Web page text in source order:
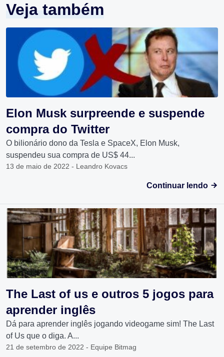
Veja também
Elon Musk surpreende e suspende
compra do Twitter
O bilionário dono da Tesla e SpaceX, Elon Musk,
suspendeu sua compra de US$ 44...
13 de maio de 2022 - Leandro Kovacs
Continuar lendo
The Last of us e outros 5 jogos para
aprender inglês
Dá para aprender inglês jogando videogame sim! The Last
of Us que o diga. A...
21 de setembro de 2022 - Equipe Bitmag